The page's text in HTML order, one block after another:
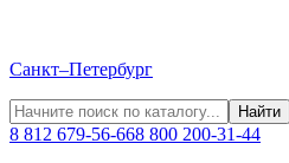
Санкт–Петербург
Найти
8 812 679-56-668 800 200-31-44